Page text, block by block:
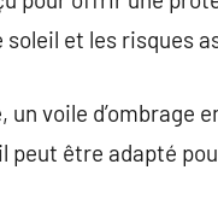
et les risques
voile d’ombrage
être adapté